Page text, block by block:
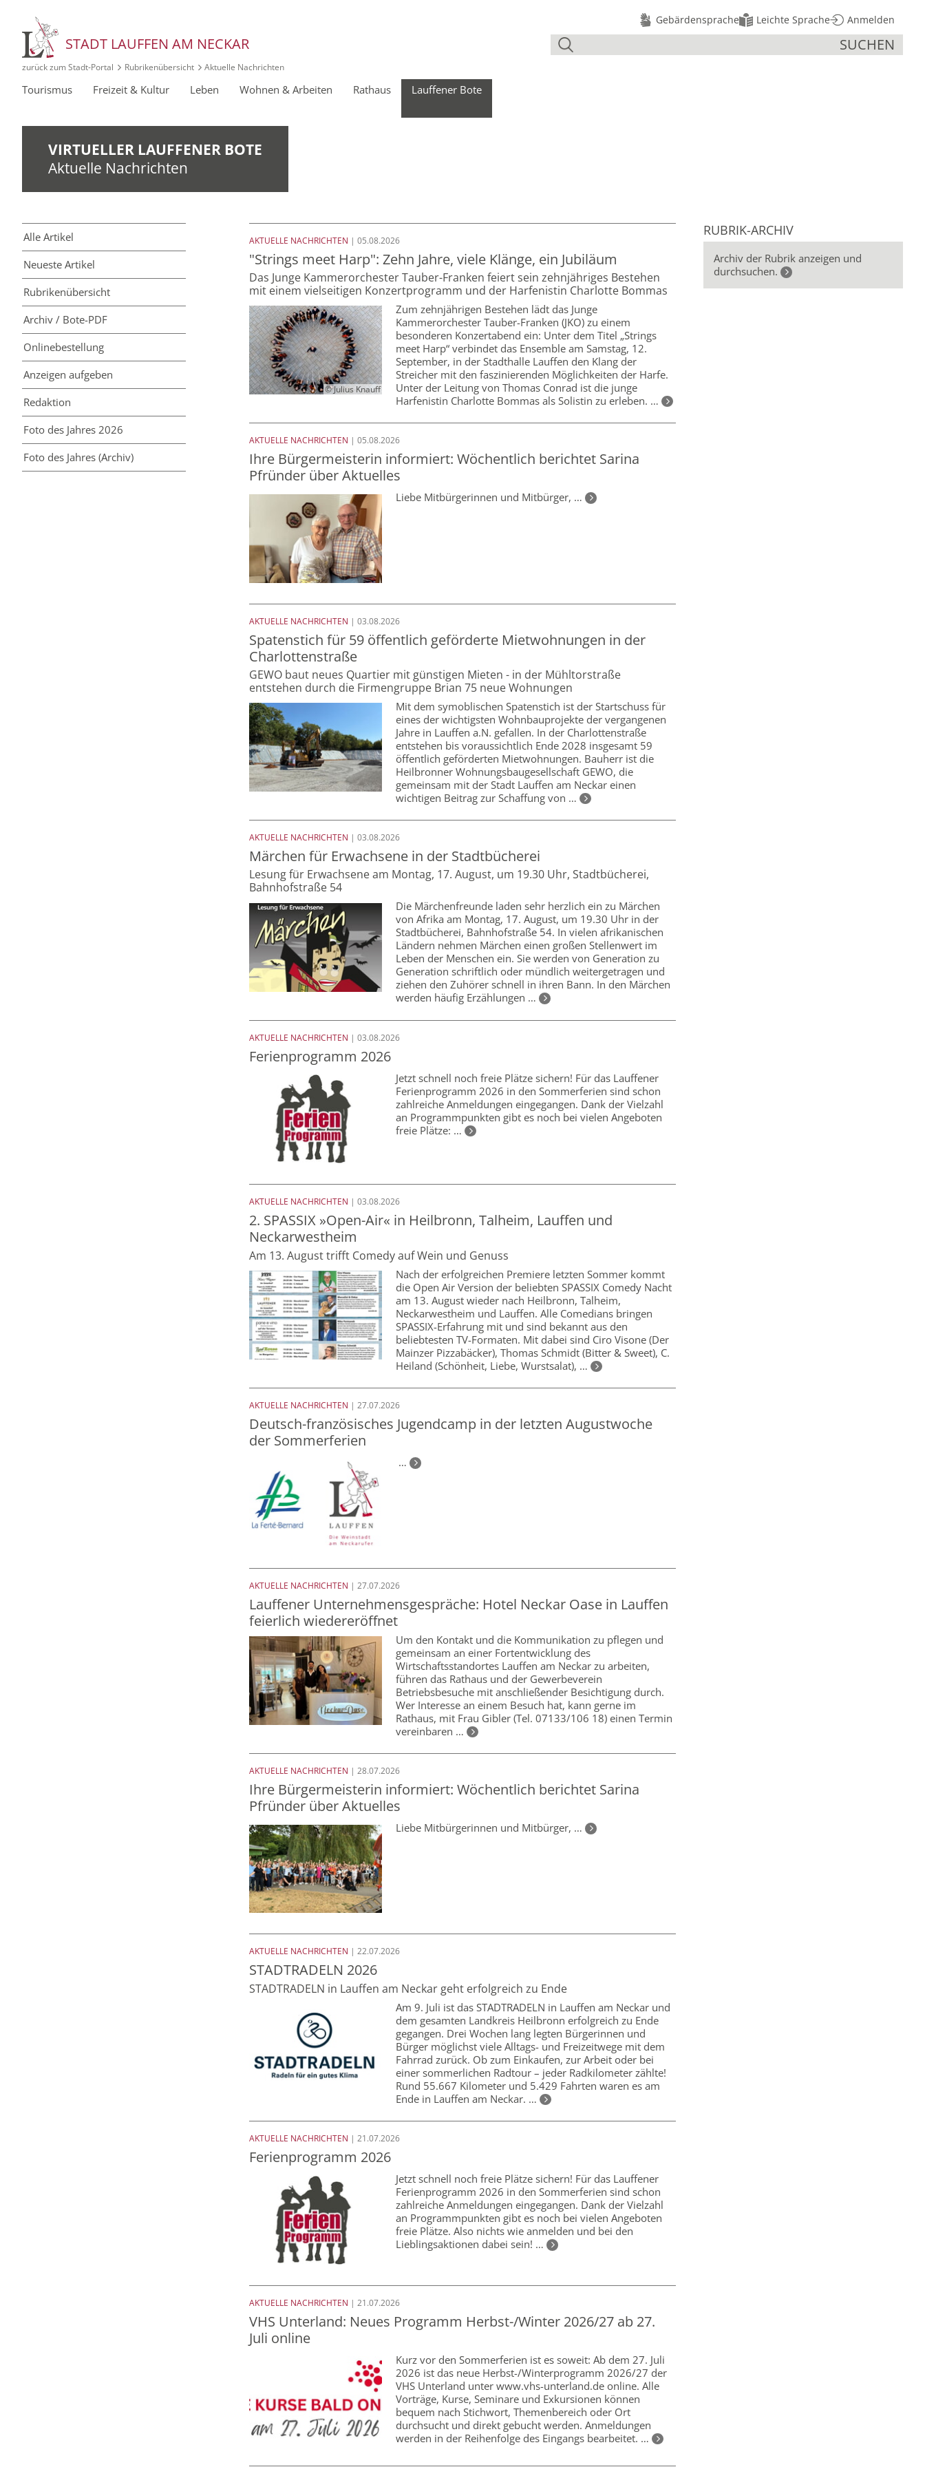
STADT LAUFFEN AM NECKAR
Gebärdensprache Leichte Sprache Anmelden
SUCHEN
zurück zum Stadt‑Portal Rubrikenübersicht Aktuelle Nachrichten
Tourismus Freizeit & Kultur Leben Wohnen & Arbeiten Rathaus Lauffener Bote
VIRTUELLER LAUFFENER BOTE
Aktuelle Nachrichten
Alle Artikel
Neueste Artikel
Rubriken­übersicht
Archiv / Bote-PDF
Online­bestellung
Anzeigen aufgeben
Redaktion
Foto des Jahres 2026
Foto des Jahres (Archiv)
AKTUELLE NACHRICHTEN | 05.08.2026
"Strings meet Harp": Zehn Jahre, viele Klänge, ein Jubiläum
Das Junge Kammerorchester Tauber-Franken feiert sein zehnjähriges Bestehen
mit einem vielseitigen Konzertprogramm und der Harfenistin Charlotte Bommas
© Julius Knauff
Zum zehnjährigen Bestehen lädt das Junge
Kammerorchester Tauber-Franken (JKO) zu einem
besonderen Konzertabend ein: Unter dem Titel „Strings
meet Harp“ verbindet das Ensemble am Samstag, 12.
September, in der Stadthalle Lauffen den Klang der
Streicher mit den faszinierenden Möglichkeiten der Harfe.
Unter der Leitung von Thomas Conrad ist die junge
Harfenistin Charlotte Bommas als Solistin zu erleben. …
AKTUELLE NACHRICHTEN | 05.08.2026
Ihre Bürgermeisterin informiert: Wöchentlich berichtet Sarina
Pfründer über Aktuelles
Liebe Mitbürgerinnen und Mitbürger, …
AKTUELLE NACHRICHTEN | 03.08.2026
Spatenstich für 59 öffentlich geförderte Mietwohnungen in der
Charlottenstraße
GEWO baut neues Quartier mit günstigen Mieten - in der Mühltorstraße
entstehen durch die Firmengruppe Brian 75 neue Wohnungen
Mit dem symoblischen Spatenstich ist der Startschuss für
eines der wichtigsten Wohnbauprojekte der vergangenen
Jahre in Lauffen a.N. gefallen. In der Charlottenstraße
entstehen bis voraussichtlich Ende 2028 insgesamt 59
öffentlich geförderten Mietwohnungen. Bauherr ist die
Heilbronner Wohnungsbaugesellschaft GEWO, die
gemeinsam mit der Stadt Lauffen am Neckar einen
wichtigen Beitrag zur Schaffung von …
AKTUELLE NACHRICHTEN | 03.08.2026
Märchen für Erwachsene in der Stadtbücherei
Lesung für Erwachsene am Montag, 17. August, um 19.30 Uhr, Stadtbücherei,
Bahnhofstraße 54
Die Märchenfreunde laden sehr herzlich ein zu Märchen
von Afrika am Montag, 17. August, um 19.30 Uhr in der
Stadtbücherei, Bahnhofstraße 54. In vielen afrikanischen
Ländern nehmen Märchen einen großen Stellenwert im
Leben der Menschen ein. Sie werden von Generation zu
Generation schriftlich oder mündlich weitergetragen und
ziehen den Zuhörer schnell in ihren Bann. In den Märchen
werden häufig Erzählungen …
AKTUELLE NACHRICHTEN | 03.08.2026
Ferienprogramm 2026
Jetzt schnell noch freie Plätze sichern! Für das Lauffener
Ferienprogramm 2026 in den Sommerferien sind schon
zahlreiche Anmeldungen eingegangen. Dank der Vielzahl
an Programmpunkten gibt es noch bei vielen Angeboten
freie Plätze: …
AKTUELLE NACHRICHTEN | 03.08.2026
2. SPASSIX »Open-Air« in Heilbronn, Talheim, Lauffen und
Neckarwestheim
Am 13. August trifft Comedy auf Wein und Genuss
Nach der erfolgreichen Premiere letzten Sommer kommt
die Open Air Version der beliebten SPASSIX Comedy Nacht
am 13. August wieder nach Heilbronn, Talheim,
Neckarwestheim und Lauffen. Alle Comedians bringen
SPASSIX-Erfahrung mit und sind bekannt aus den
beliebtesten TV-Formaten. Mit dabei sind Ciro Visone (Der
Mainzer Pizzabäcker), Thomas Schmidt (Bitter & Sweet), C.
Heiland (Schönheit, Liebe, Wurstsalat), …
AKTUELLE NACHRICHTEN | 27.07.2026
Deutsch-französisches Jugendcamp in der letzten Augustwoche
der Sommerferien
…
AKTUELLE NACHRICHTEN | 27.07.2026
Lauffener Unternehmensgespräche: Hotel Neckar Oase in Lauffen
feierlich wiedereröffnet
Um den Kontakt und die Kommunikation zu pflegen und
gemeinsam an einer Fortentwicklung des
Wirtschaftsstandortes Lauffen am Neckar zu arbeiten,
führen das Rathaus und der Gewerbeverein
Betriebsbesuche mit anschließender Besichtigung durch.
Wer Interesse an einem Besuch hat, kann gerne im
Rathaus, mit Frau Gibler (Tel. 07133/106 18) einen Termin
vereinbaren …
AKTUELLE NACHRICHTEN | 28.07.2026
Ihre Bürgermeisterin informiert: Wöchentlich berichtet Sarina
Pfründer über Aktuelles
Liebe Mitbürgerinnen und Mitbürger, …
AKTUELLE NACHRICHTEN | 22.07.2026
STADTRADELN 2026
STADTRADELN in Lauffen am Neckar geht erfolgreich zu Ende
Am 9. Juli ist das STADTRADELN in Lauffen am Neckar und
dem gesamten Landkreis Heilbronn erfolgreich zu Ende
gegangen. Drei Wochen lang legten Bürgerinnen und
Bürger möglichst viele Alltags- und Freizeitwege mit dem
Fahrrad zurück. Ob zum Einkaufen, zur Arbeit oder bei
einer sommerlichen Radtour – jeder Radkilometer zählte!
Rund 55.667 Kilometer und 5.429 Fahrten waren es am
Ende in Lauffen am Neckar. …
AKTUELLE NACHRICHTEN | 21.07.2026
Ferienprogramm 2026
Jetzt schnell noch freie Plätze sichern! Für das Lauffener
Ferienprogramm 2026 in den Sommerferien sind schon
zahlreiche Anmeldungen eingegangen. Dank der Vielzahl
an Programmpunkten gibt es noch bei vielen Angeboten
freie Plätze. Also nichts wie anmelden und bei den
Lieblingsaktionen dabei sein! …
AKTUELLE NACHRICHTEN | 21.07.2026
VHS Unterland: Neues Programm Herbst-/Winter 2026/27 ab 27.
Juli online
Kurz vor den Sommerferien ist es soweit: Ab dem 27. Juli
2026 ist das neue Herbst-/Winterprogramm 2026/27 der
VHS Unterland unter www.vhs-unterland.de online. Alle
Vorträge, Kurse, Seminare und Exkursionen können
bequem nach Stichwort, Themenbereich oder Ort
durchsucht und direkt gebucht werden. Anmeldungen
werden in der Reihenfolge des Eingangs bearbeitet. …
RUBRIK-ARCHIV
Archiv der Rubrik anzeigen und
durchsuchen.